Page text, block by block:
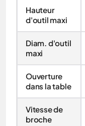
Hauteur
d'outil maxi
Diam. d'outil
maxi
Ouverture
dans la table
Vitesse de
broche